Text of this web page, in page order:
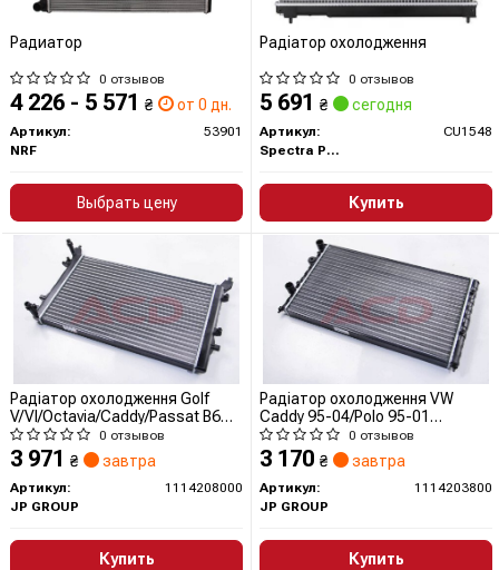
Радиатор
0 отзывов
4 226 - 5 571 ₴ от 0 дн.
Артикул:
53901
NRF
Выбрать цену
Радіатор охолодження
0 отзывов
5 691 ₴ сегодня
Артикул:
CU1548
Spectra Premium
Купить
Радіатор охолодження Golf
V/VI/Octavia/Caddy/Passat B6
07- (625x408x18)
0 отзывов
3 971 ₴ завтра
Артикул:
1114208000
JP GROUP
Купить
Радіатор охолодження VW
Caddy 95-04/Polo 95-01
1.6i/1.9D (628x377x34)
0 отзывов
3 170 ₴ завтра
Артикул:
1114203800
JP GROUP
Купить